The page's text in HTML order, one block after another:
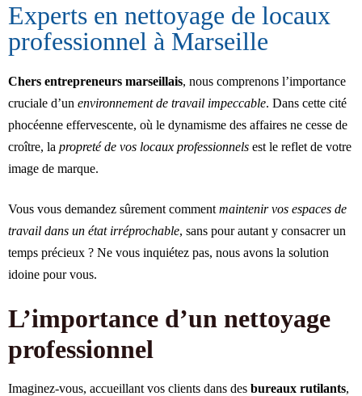
Experts en nettoyage de locaux
professionnel à Marseille
Chers entrepreneurs marseillais, nous comprenons l’importance
cruciale d’un environnement de travail impeccable. Dans cette cité
phocéenne effervescente, où le dynamisme des affaires ne cesse de
croître, la propreté de vos locaux professionnels est le reflet de votre
image de marque.
Vous vous demandez sûrement comment maintenir vos espaces de
travail dans un état irréprochable, sans pour autant y consacrer un
temps précieux ? Ne vous inquiétez pas, nous avons la solution
idoine pour vous.
L’importance d’un nettoyage
professionnel
Imaginez-vous, accueillant vos clients dans des bureaux rutilants,